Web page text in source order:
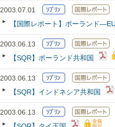
2003.07.01
【国際レポート】ポーランド
2003.06.13
【SQR】ポーランド共和国
2003.06.13
【SQR】インドネシア共和国
2003.06.13